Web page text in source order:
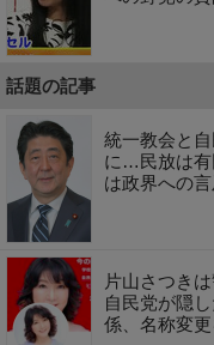
話題の記事
統一教会と
に…民放は有
は政界への
片山さつき
自民党が隠
係、名称変